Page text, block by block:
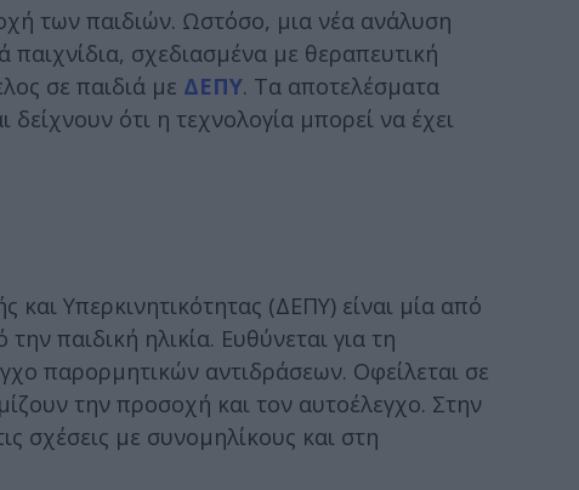
των παιδιών. Ωστόσο, μια νέα ανάλυση
σχεδιασμένα με θεραπευτική
σε παιδιά με ΔΕΠΥ. Τα αποτελέσματα
δείχνουν ότι η τεχνολογία μπορεί να έχει
Υπερκινητικότητας (ΔΕΠΥ) είναι μία από
παιδική ηλικία. Ευθύνεται για τη
παρορμητικών αντιδράσεων. Οφείλεται σε
την προσοχή και τον αυτοέλεγχο. Στην
σχέσεις με συνομηλίκους και στη